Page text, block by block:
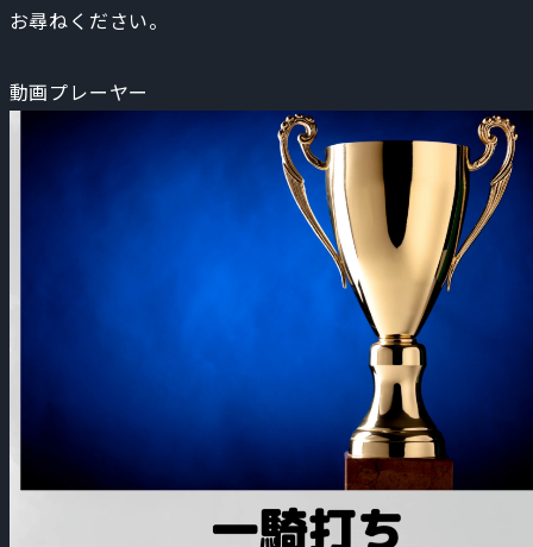
お尋ねください。
動画プレーヤー